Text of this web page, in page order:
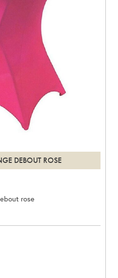
DEBOUT ROSE
rose